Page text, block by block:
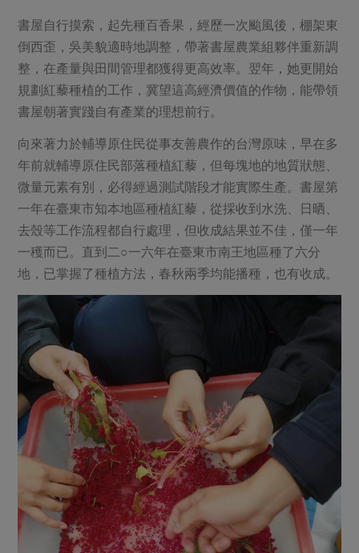
書屋自行摸索，起先種百香果，經歷一次颱風後，棚架東
倒西歪，吳美貌適時地調整，帶著書屋農業組夥伴重新調
整，在產量與田間管理都獲得更高效率。翌年，她更開始
規劃紅藜種植的工作，冀望這高經濟價值的作物，能帶領
書屋朝著實踐自有產業的理想前行。
向來著力於輔導原住民從事友善農作的台灣原味，早在多
年前就輔導原住民部落種植紅藜，但每塊地的地質狀態、
微量元素有別，必得經過測試階段才能實際生產。書屋第
一年在臺東市知本地區種植紅藜，從採收到水洗、日晒、
去殼等工作流程都自行處理，但收成結果並不佳，僅一年
一穫而已。直到二○一六年在臺東市南王地區種了六分
地，已掌握了種植方法，春秋兩季均能播種，也有收成。